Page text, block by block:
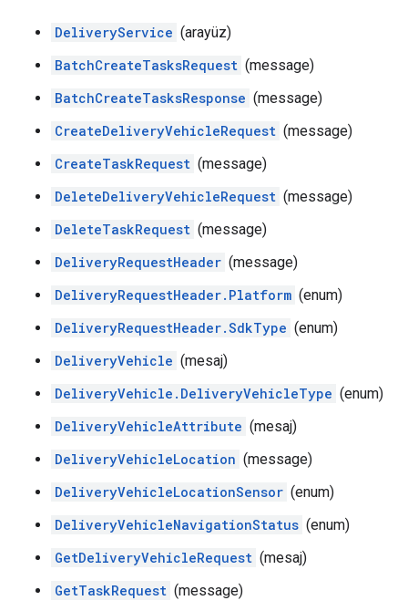
DeliveryService (arayüz)
BatchCreateTasksRequest (message)
BatchCreateTasksResponse (message)
CreateDeliveryVehicleRequest (message)
CreateTaskRequest (message)
DeleteDeliveryVehicleRequest (message)
DeleteTaskRequest (message)
DeliveryRequestHeader (message)
DeliveryRequestHeader.Platform (enum)
DeliveryRequestHeader.SdkType (enum)
DeliveryVehicle (mesaj)
DeliveryVehicle.DeliveryVehicleType (enum)
DeliveryVehicleAttribute (mesaj)
DeliveryVehicleLocation (message)
DeliveryVehicleLocationSensor (enum)
DeliveryVehicleNavigationStatus (enum)
GetDeliveryVehicleRequest (mesaj)
GetTaskRequest (message)